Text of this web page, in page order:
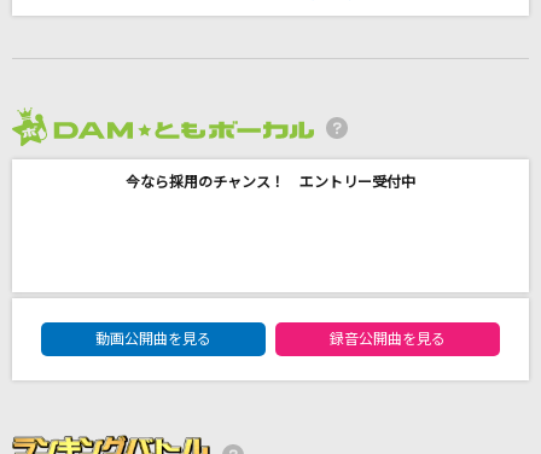
神っぽいな
ピノキオピー
今なら採用のチャンス！ エントリー受付中
DAM★ともボーカルエントリーランキング
動画公開曲を見る
録音公開曲を見る